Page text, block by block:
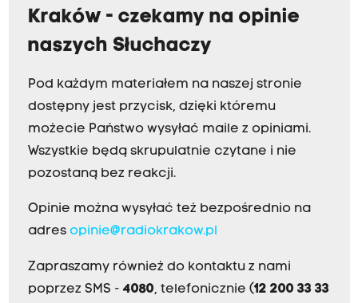
Kraków - czekamy na opinie
naszych Słuchaczy
Pod każdym materiałem na naszej stronie
dostępny jest przycisk, dzięki któremu
możecie Państwo wysyłać maile z opiniami.
Wszystkie będą skrupulatnie czytane i nie
pozostaną bez reakcji.
Opinie można wysyłać też bezpośrednio na
adres opinie@radiokrakow.pl
Zapraszamy również do kontaktu z nami
poprzez SMS - 4080, telefonicznie (12 200 33 33